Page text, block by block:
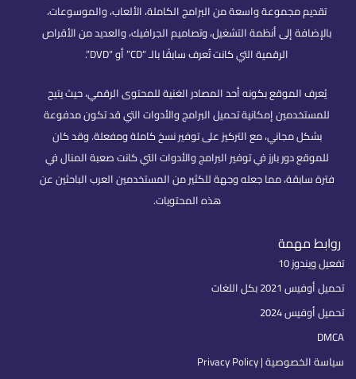
تقديم مجموعة واسعة من البرامج الكاملة، الألعاب، والموسوعات،
بالإضافة إلى أنظمة التشغيل، وتصاميم الجرافيك، والعديد من الأقراص
الرقمية التي كانت تُعرف سابقًا بالـ “CD” أو “DVD”.
يُعرف الموقع بكونه أحد المصادر الغنية للمحتوى الرقمي، حيث يتيح
للمستخدمين إمكانية تحميل البرامج والأدوات التي قد تكون مدفوعة
بشكل مجاني، مع التركيز على توفير نسخ كاملة ومفعلة. وقد كان
للموقع دور بارز في توفير البرامج والأدوات التي كانت صعبة المنال في
فترة سابقة، مما جعله وجهة للكثير من المستخدمين العرب الباحثين عن
هذه المحتويات.
روابط مهمة
تفعيل ويندوز 10
تحميل أوفيس 2021 بكل اللغات
تحميل أوفيس 2024
DMCA
سياسة الخصوصية | Privacy Policy